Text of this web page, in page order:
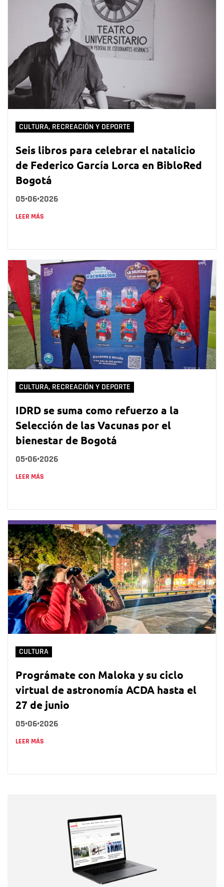
CULTURA, RECREACIÓN Y DEPORTE
Seis libros para celebrar el natalicio
de Federico García Lorca en BibloRed
Bogotá
05•06•2026
LEER MÁS
CULTURA, RECREACIÓN Y DEPORTE
IDRD se suma como refuerzo a la
Selección de las Vacunas por el
bienestar de Bogotá
05•06•2026
LEER MÁS
CULTURA
Prográmate con Maloka y su ciclo
virtual de astronomía ACDA hasta el
27 de junio
05•06•2026
LEER MÁS
Correo electrónico
Tipo de comentario